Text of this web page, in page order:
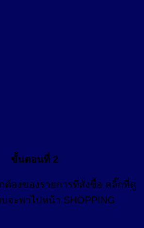
ขั้นตอนที่ 2
ต้องของรายการที่สั่งซื้อ คลิ๊กที่ดู
จะพาไปหน้า SHOPPING